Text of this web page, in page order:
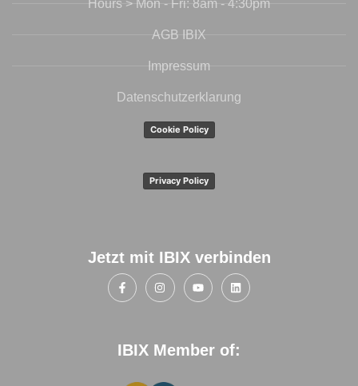
Hours > Mon - Fri: 8am - 4:30pm
AGB IBIX
Impressum
Datenschutzerklarung
Cookie Policy
Privacy Policy
Jetzt mit IBIX verbinden
IBIX Member of: